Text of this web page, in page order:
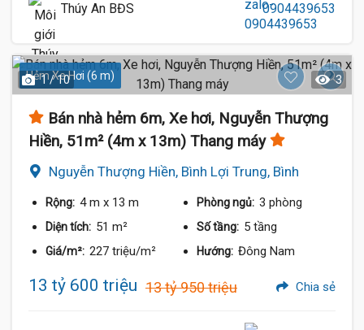
Thúy An BĐS 0904439653
Hẻm Xe Hơi (6 m)
1 / 10 3
Bán nhà hẻm 6m, Xe hơi, Nguyễn Thượng
Hiền, 51m² (4m x 13m) Thang máy
Nguyễn Thượng Hiền, Bình Lợi Trung, Bình
Rộng: 4 m x 13 m Phòng ngủ: 3 phòng
Diện tích: 51 m² Số tầng: 5 tầng
Giá/m²: 227 triệu/m² Hướng: Đông Nam
13 tỷ 600 triệu 13 tỷ 950 triệu Chia sẻ